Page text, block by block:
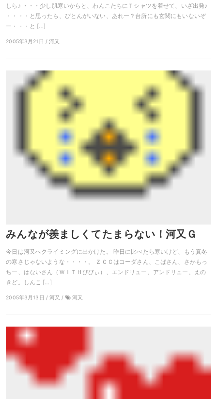
しら♪ ・・・少し肌寒いからと、わんこたちにＴシャツを着せて、いざ出発♪
・・・・と思ったら、ぴとんがいない、あれー？台所にも玄関にもいないぞ
ー・・・と […]
2005年3月21日 / 河又
みんなが羨ましくてたまらない！河又Ｇ
今日は河又へクライミングに出かけた。 昨日に比べたら寒いけど、もう真冬
の寒さじゃないような・・・・。 ＺＣＣはコーダさん、こばさん、さかもっ
ちー、はないさん（ＷＩＴＨびびぃ）、エンドリュー、アンドリュー、えの
きど。しんこ […]
2005年3月13日 / 河又 / 河又